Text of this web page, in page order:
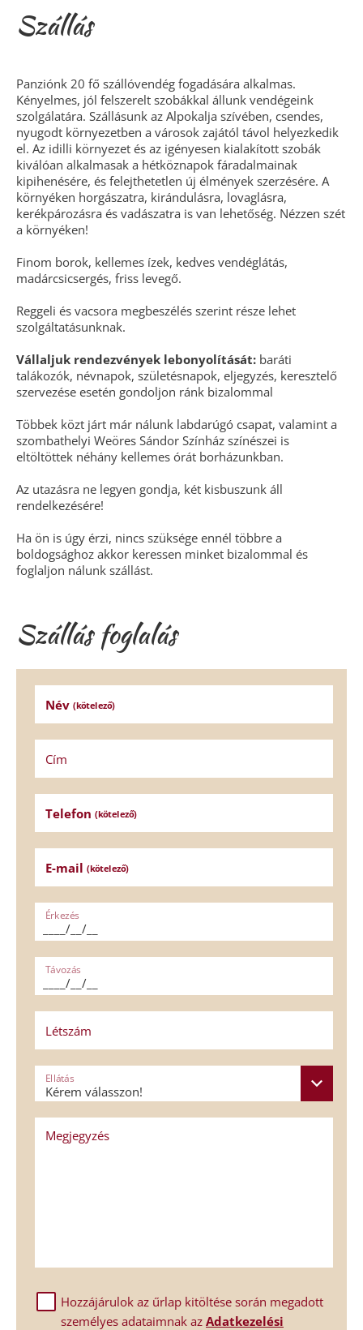
Szállás
Panziónk 20 fő szállóvendég fogadására alkalmas.
Kényelmes, jól felszerelt szobákkal állunk vendégeink
szolgálatára. Szállásunk az Alpokalja szívében, csendes,
nyugodt környezetben a városok zajától távol helyezkedik
el. Az idilli környezet és az igényesen kialakított szobák
kiválóan alkalmasak a hétköznapok fáradalmainak
kipihenésére, és felejthetetlen új élmények szerzésére. A
környéken horgászatra, kirándulásra, lovaglásra,
kerékpározásra és vadászatra is van lehetőség. Nézzen szét
a környéken!
Finom borok, kellemes ízek, kedves vendéglátás,
madárcsicsergés, friss levegő.
Reggeli és vacsora megbeszélés szerint része lehet
szolgáltatásunknak.
Vállaljuk rendezvények lebonyolítását: baráti
talákozók, névnapok, születésnapok, eljegyzés, keresztelő
szervezése esetén gondoljon ránk bizalommal
Többek közt járt már nálunk labdarúgó csapat, valamint a
szombathelyi Weöres Sándor Színház színészei is
eltöltöttek néhány kellemes órát borházunkban.
Az utazásra ne legyen gondja, két kisbuszunk áll
rendelkezésére!
Ha ön is úgy érzi, nincs szüksége ennél többre a
boldogsághoz akkor keressen minket bizalommal és
foglaljon nálunk szállást.
Szállás foglalás
Név (kötelező)
Cím
Telefon (kötelező)
E-mail (kötelező)
Érkezés
Távozás
Létszám
Ellátás
Kérem válasszon!
Megjegyzés
Hozzájárulok az űrlap kitöltése során megadott
személyes adataimnak az Adatkezelési